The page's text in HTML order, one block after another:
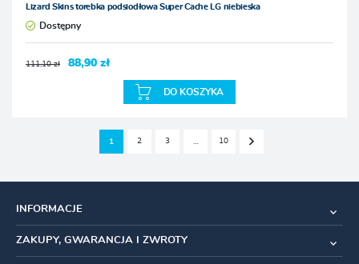
Lizard Skins torebka podsiodłowa Super Cache LG niebieska
Dostępny
111,10 zł 88,90 zł
DO KOSZYKA
1 2 3 10
INFORMACJE
ZAKUPY, GWARANCJA I ZWROTY